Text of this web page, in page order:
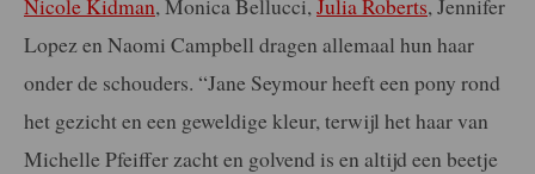
Nicole Kidman, Monica Bellucci,Julia Roberts, Jennifer
Lopez en Naomi Campbell dragen allemaal hun haar
onder de schouders. “Jane Seymour heeft een pony rond
het gezicht en een geweldige kleur, terwijl het haar van
Michelle Pfeiffer zacht en golvend is en altijd een beetje